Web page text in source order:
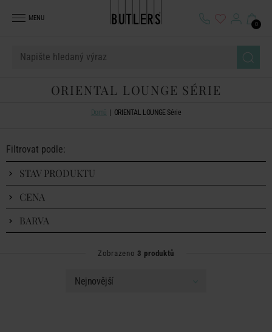
MENU
0
ORIENTAL LOUNGE SÉRIE
Domů ORIENTAL LOUNGE Série
Filtrovat podle:
STAV PRODUKTU
CENA
BARVA
Zobrazeno 3 produktů